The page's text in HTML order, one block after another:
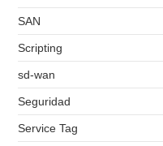
SAN
Scripting
sd-wan
Seguridad
Service Tag